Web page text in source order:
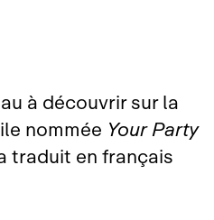
à découvrir sur la
nommée Your Party
traduit en français